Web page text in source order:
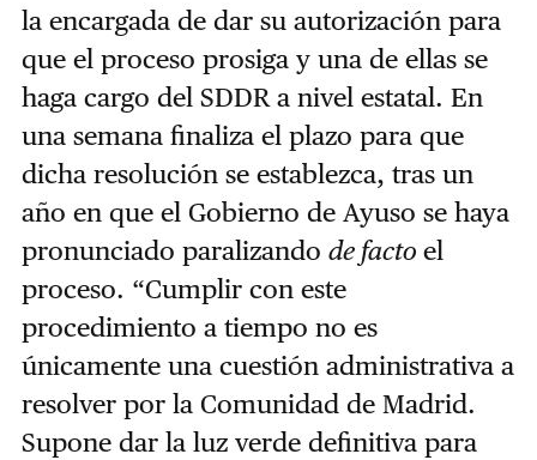
la encargada de dar su autorización para
que el proceso prosiga y una de ellas se
haga cargo del SDDR a nivel estatal. En
una semana finaliza el plazo para que
dicha resolución se establezca, tras un
año en que el Gobierno de Ayuso se haya
pronunciado paralizando de facto el
proceso. “Cumplir con este
procedimiento a tiempo no es
únicamente una cuestión administrativa a
resolver por la Comunidad de Madrid.
Supone dar la luz verde definitiva para